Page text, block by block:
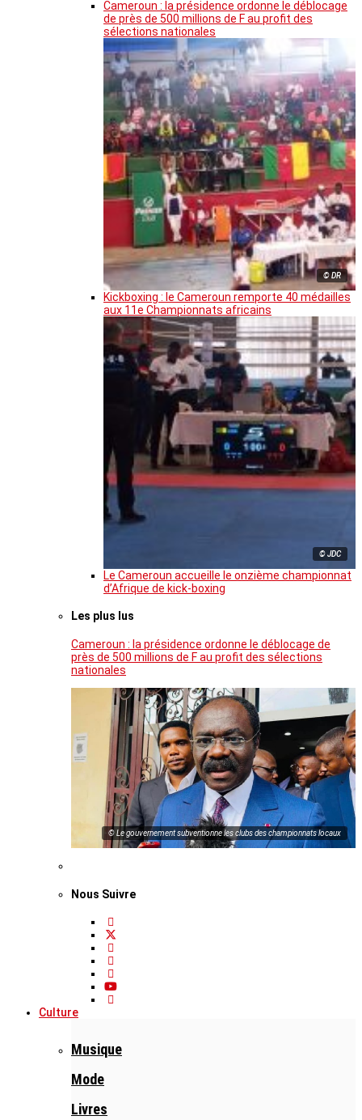
Cameroun : la présidence ordonne le déblocage
de près de 500 millions de F au profit des
sélections nationales
© DR
Kickboxing : le Cameroun remporte 40 médailles
aux 11e Championnats africains
© JDC
Le Cameroun accueille le onzième championnat
d’Afrique de kick-boxing
Les plus lus
Cameroun : la présidence ordonne le déblocage de
près de 500 millions de F au profit des sélections
nationales
© Le gouvernement subventionne les clubs des championnats locaux
Nous Suivre
Culture
Musique
Mode
Livres